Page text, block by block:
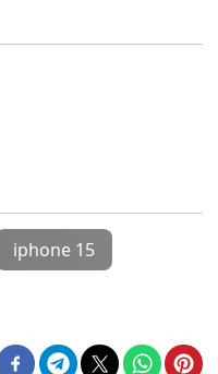
iphone 15